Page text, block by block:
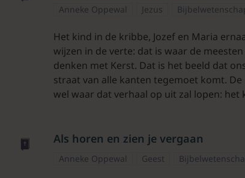
Anneke Oppewal Jezus
Het kind in de kribbe, Jozef en Maria
wijzen in de verte: dat is waar de
denken met Kerst. Dat is het beeld dat
straat van alle kanten tegemoet komt.
wel waar dat verhaal op uit zal lopen: het
Als horen en zien je vergaan
Anneke Oppewal Geest